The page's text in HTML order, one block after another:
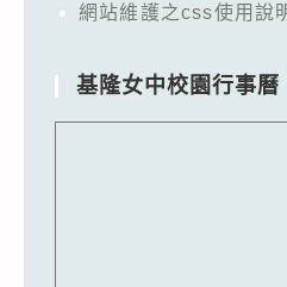
網站維護之css使用說
基隆女中校園行事曆